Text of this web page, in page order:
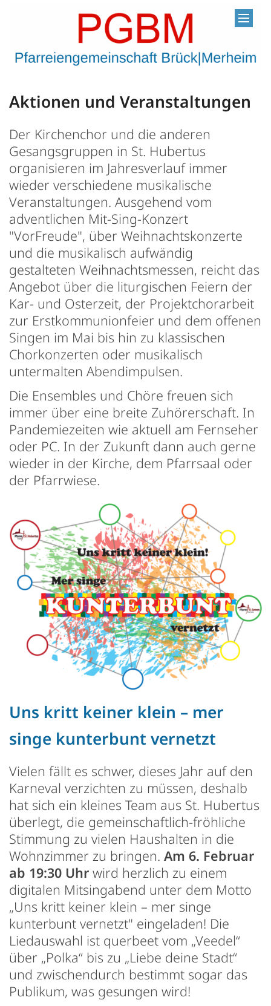
Aktionen und Veranstaltungen
Der Kirchenchor und die anderen
Gesangsgruppen in St. Hubertus
organisieren im Jahresverlauf immer
wieder verschiedene musikalische
Veranstaltungen. Ausgehend vom
adventlichen Mit-Sing-Konzert
"VorFreude", über Weihnachtskonzerte
und die musikalisch aufwändig
gestalteten Weihnachtsmessen, reicht das
Angebot über die liturgischen Feiern der
Kar- und Osterzeit, der Projektchorarbeit
zur Erstkommunionfeier und dem offenen
Singen im Mai bis hin zu klassischen
Chorkonzerten oder musikalisch
untermalten Abendimpulsen.
Die Ensembles und Chöre freuen sich
immer über eine breite Zuhörerschaft. In
Pandemiezeiten wie aktuell am Fernseher
oder PC. In der Zukunft dann auch gerne
wieder in der Kirche, dem Pfarrsaal oder
der Pfarrwiese.
Uns kritt keiner klein – mer
singe kunterbunt vernetzt
Vielen fällt es schwer, dieses Jahr auf den
Karneval verzichten zu müssen, deshalb
hat sich ein kleines Team aus St. Hubertus
überlegt, die gemeinschaftlich-fröhliche
Stimmung zu vielen Haushalten in die
Wohnzimmer zu bringen. Am 6. Februar
ab 19:30 Uhr wird herzlich zu einem
digitalen Mitsingabend unter dem Motto
„Uns kritt keiner klein – mer singe
kunterbunt vernetzt" eingeladen! Die
Liedauswahl ist querbeet vom „Veedel“
über „Polka“ bis zu „Liebe deine Stadt“
und zwischendurch bestimmt sogar das
Publikum, was gesungen wird!